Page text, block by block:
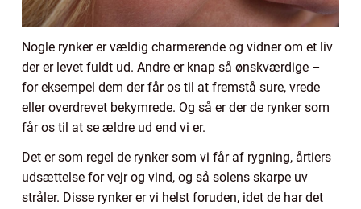
Nogle rynker er vældig charmerende og vidner om et liv
der er levet fuldt ud. Andre er knap så ønskværdige –
for eksempel dem der får os til at fremstå sure, vrede
eller overdrevet bekymrede. Og så er der de rynker som
får os til at se ældre ud end vi er.
Det er som regel de rynker som vi får af rygning, årtiers
udsættelse for vejr og vind, og så solens skarpe uv
stråler. Disse rynker er vi helst foruden, idet de har det